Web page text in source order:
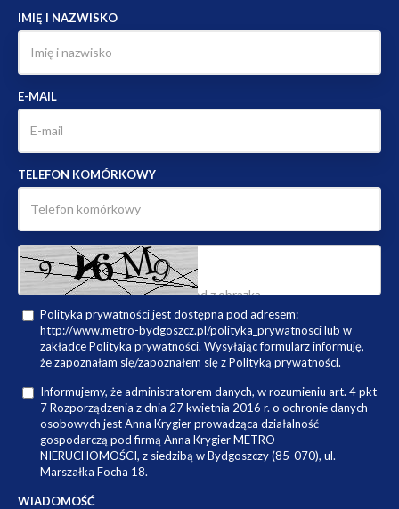
IMIĘ I NAZWISKO
E-MAIL
TELEFON KOMÓRKOWY
Polityka prywatności jest dostępna pod adresem:
http://www.metro-bydgoszcz.pl/polityka_prywatnosci lub w
zakładce Polityka prywatności. Wysyłając formularz informuję,
że zapoznałam się/zapoznałem się z Polityką prywatności.
Informujemy, że administratorem danych, w rozumieniu art. 4 pkt
7 Rozporządzenia z dnia 27 kwietnia 2016 r. o ochronie danych
osobowych jest Anna Krygier prowadząca działalność
gospodarczą pod firmą Anna Krygier METRO -
NIERUCHOMOŚCI, z siedzibą w Bydgoszczy (85-070), ul.
Marszałka Focha 18.
WIADOMOŚĆ